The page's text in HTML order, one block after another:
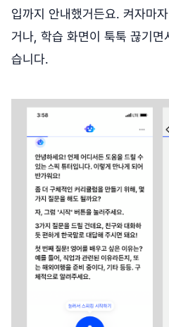
입까지 안내했거든요. 켜자마
거나, 학습 화면이 툭툭 끊기
습니다.